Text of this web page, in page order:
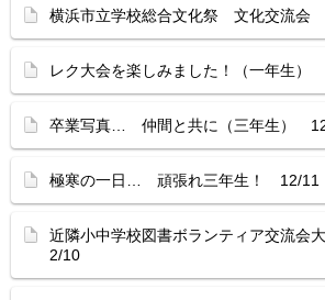
横浜市立学校総合文化祭 文化交流会
レク大会を楽しみました！（一年生
卒業写真… 仲間と共に（三年生）
極寒の一日… 頑張れ三年生！ 12/11
近隣小中学校図書ボランティア交流会
2/10